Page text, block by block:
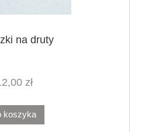
na druty
zł
koszyka